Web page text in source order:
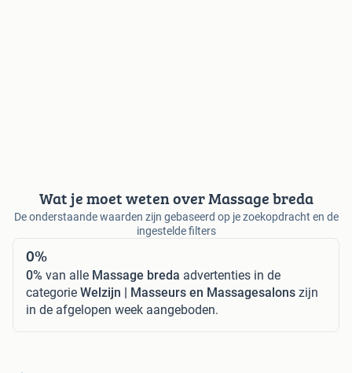
Wat je moet weten over Massage breda
De onderstaande waarden zijn gebaseerd op je zoekopdracht en de
ingestelde filters
0%
0% van alle Massage breda advertenties in de
categorie Welzijn | Masseurs en Massagesalons zijn
in de afgelopen week aangeboden.